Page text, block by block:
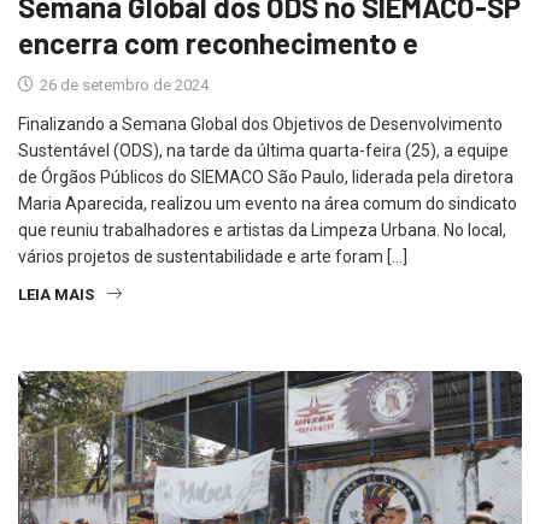
Semana Global dos ODS no SIEMACO-SP
encerra com reconhecimento e
26 de setembro de 2024
Finalizando a Semana Global dos Objetivos de Desenvolvimento
Sustentável (ODS), na tarde da última quarta-feira (25), a equipe
de Órgãos Públicos do SIEMACO São Paulo, liderada pela diretora
Maria Aparecida, realizou um evento na área comum do sindicato
que reuniu trabalhadores e artistas da Limpeza Urbana. No local,
vários projetos de sustentabilidade e arte foram […]
LEIA MAIS